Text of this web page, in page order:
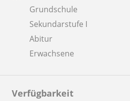
Grundschule
Sekundarstufe I
Abitur
Erwachsene
Verfügbarkeit